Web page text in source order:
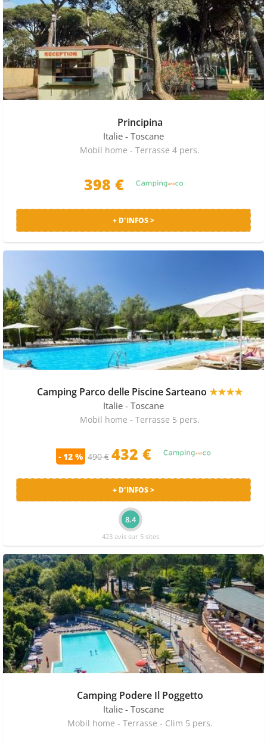
Principina
Italie - Toscane
Mobil home - Terrasse 4 pers.
398 €
+ D'INFOS >
Camping Parco delle Piscine Sarteano ★★★★
Italie - Toscane
Mobil home - Terrasse 5 pers.
- 12 % 490 € 432 €
+ D'INFOS >
8.4
423 avis sur 5 sites
Camping Podere Il Poggetto
Italie - Toscane
Mobil home - Terrasse - Clim 5 pers.